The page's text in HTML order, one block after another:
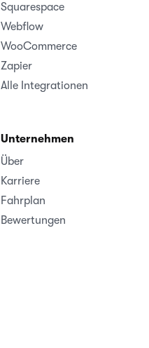
Squarespace
Webflow
WooCommerce
Zapier
Alle Integrationen
Unternehmen
Über
Karriere
Fahrplan
Bewertungen